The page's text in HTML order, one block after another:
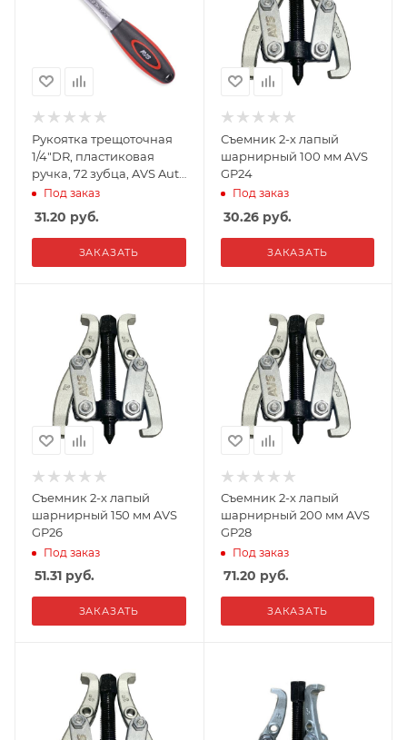
Рукоятка трещоточная
1/4"DR, пластиковая
ручка, 72 зубца, AVS Auto
Tools, RH11472
Под заказ
31.20 руб.
ЗАКАЗАТЬ
Съемник 2-х лапый
шарнирный 100 мм AVS
GP24
Под заказ
30.26руб.
ЗАКАЗАТЬ
Съемник 2-х лапый
шарнирный 150 мм AVS
GP26
Под заказ
51.31 руб.
ЗАКАЗАТЬ
Съемник 2-х лапый
шарнирный 200 мм AVS
GP28
Под заказ
71.20 руб.
ЗАКАЗАТЬ